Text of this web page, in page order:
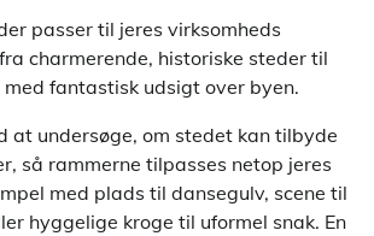
passer til jeres virksomheds
charmerende, historiske steder til
med fantastisk udsigt over byen.
at undersøge, om stedet kan tilbyde
så rammerne tilpasses netop jeres
med plads til dansegulv, scene til
hyggelige kroge til uformel snak. En